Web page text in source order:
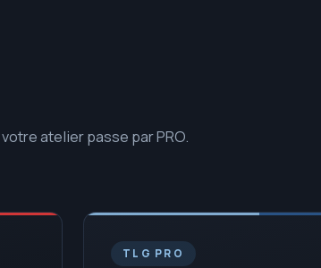
atelier passe par PRO.
TLG PRO